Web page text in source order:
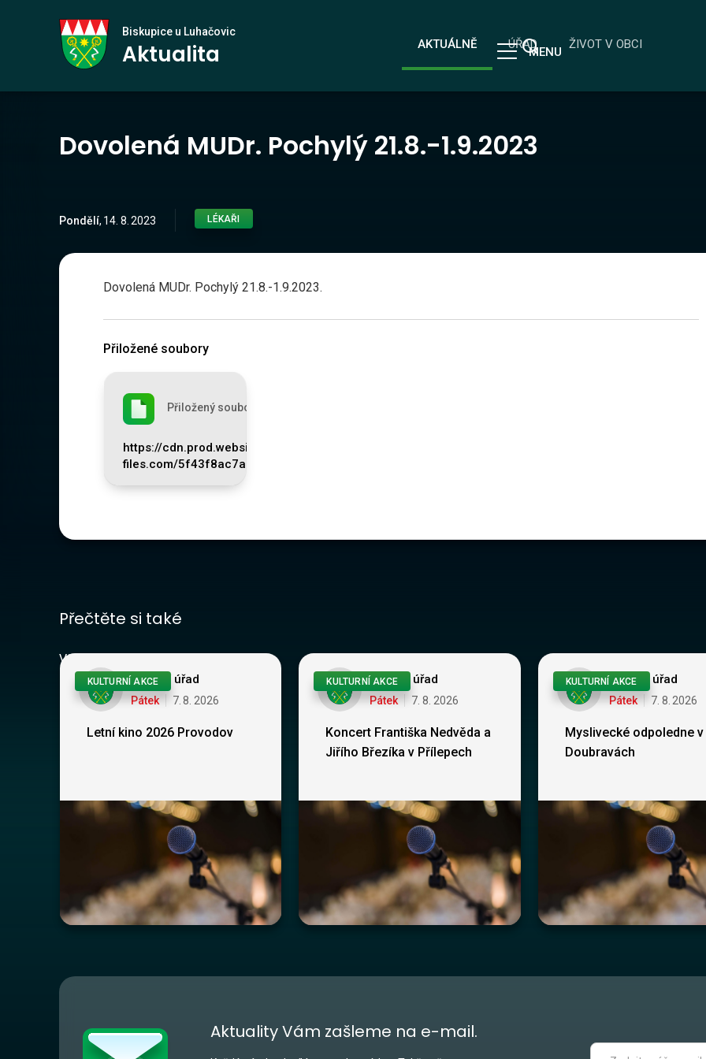
Biskupice
u Luhačovic
AKTUÁLNĚ ÚŘAD ŽIVOT V OBCI
MENU
Biskupice u Luhačovic
Aktualita
Dovolená MUDr. Pochylý 21.8.-1.9.2023
Pondělí, 14 8 2023 LÉKAŘI
Dovolená MUDr. Pochylý 21.8.-1.9.2023.
Přiložené soubory
Přiložený soubor
https://cdn.prod.website-
files.com/5f43f8ac7aa7b9613d221c8e/64da1e5f213c…
Přečtěte si také
Vše
Obecní úřad
Pátek 7. 8 2026
Letní kino 2026 Provodov
KULTURNÍ AKCE Obecní úřad
Pátek 7 8 2026
Koncert Františka Nedvěda a
Jiřího Březíka v Přílepech
KULTURNÍ AKCE Obecní úřad
Pátek 7 8 2026
Myslivecké odpoledne v
Doubravách
KULTURNÍ AKCE
Aktuality Vám zašleme na e-mail.